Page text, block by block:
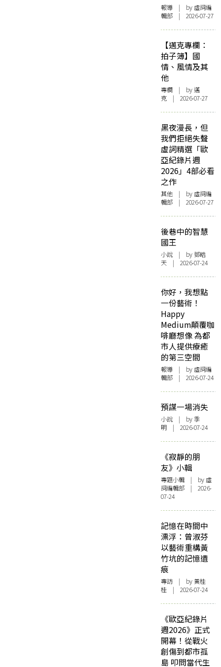
報導 | by 虛詞編
輯部 | 2026-07-27
【邁克專欄：
拍子簿】國
情、風情及其
他
專欄 | by邁
克 | 2026-07-27
黑夜漫長，但
我們拒絕失聲
虛詞精選「歐
亞紀錄片週
2026」4部必看
之作
其他 | by 虛詞編
輯部 | 2026-07-27
後巷中的智慧
國王
小說 | by 鄧皓
天 | 2026-07-24
你好，我想點
一份藝術！
Happy
Medium顛覆咖
啡廳想像 為都
市人提供療癒
的第三空間
報導 | by 虛詞編
輯部 | 2026-07-24
預謀一場消失
小說 | by 季
明 | 2026-07-24
《寂靜的朋
友》小輯
專題小輯 | by 虛
詞編輯部 | 2026-
07-24
記憶在時間中
漂浮：曾淑芬
以藝術重構黃
竹坑的記憶遺
痕
專訪 | by 黃桂
桂 | 2026-07-24
《歐亞紀錄片
週2026》正式
開幕！從戰火
創傷到都市孤
島 叩問當代生